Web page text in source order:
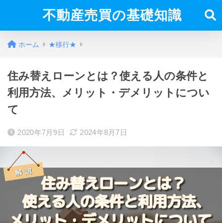
不動産売買の基礎知識
ホーム ★移行★
住み替えローンとは？使える人の条件と
利用方法、メリット・デメリットについ
て
2020年7月9日 2024年8月7日